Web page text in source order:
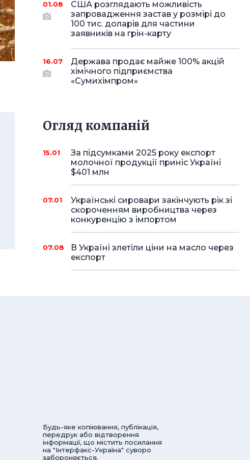
01.08
США розглядають можливість
запровадження застав у розмірі до
100 тис. доларів для частини
заявників на грін-карту
16.07
Держава продає майже 100% акцій
хімічного підприємства
«Сумихімпром»
Огляд компаній
15.01
За підсумками 2025 року експорт
молочної продукції приніс Україні
$401 млн
07.01
Українські сировари закінчують рік зі
скороченням виробництва через
конкуренцію з імпортом
07.08
В Україні злетіли ціни на масло через
експорт
Будь-яке копіювання, публікація,
передрук або відтворення
інформації, що містить посилання
на "Інтерфакс-Україна" суворо
забороняється.